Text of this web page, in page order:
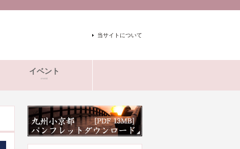
当サイトについて
イベント
event